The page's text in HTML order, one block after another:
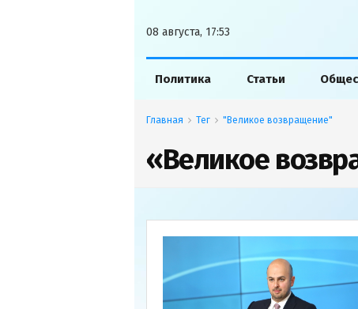
08 августа, 17:53
Политика Статьи
Главная Тег "Великое возвращение"
«Великое